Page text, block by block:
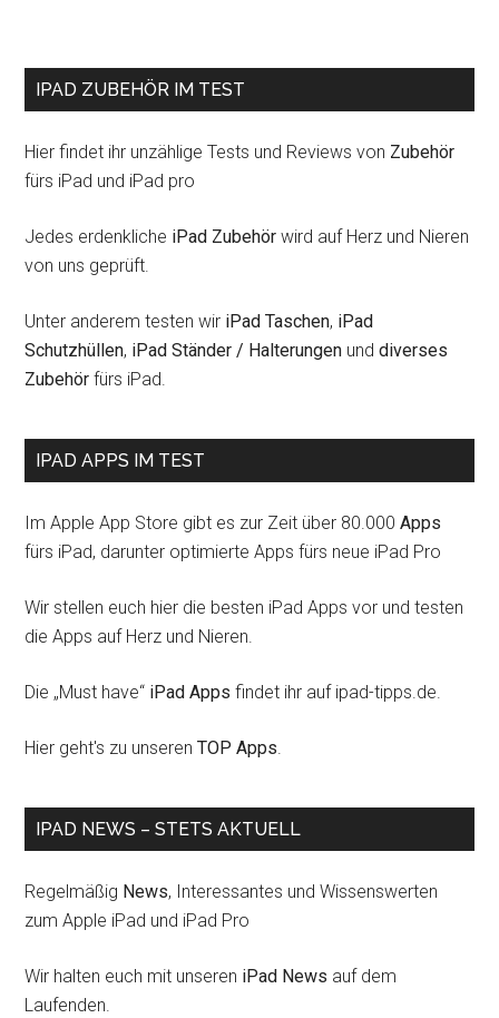
IPAD ZUBEHÖR IM TEST
Hier findet ihr unzählige Tests und Reviews von Zubehör
fürs iPad und iPad pro
Jedes erdenkliche iPad Zubehör wird auf Herz und Nieren
von uns geprüft.
Unter anderem testen wir iPad Taschen, iPad
Schutzhüllen, iPad Ständer / Halterungen unddiverses
Zubehör fürs iPad.
IPAD APPS IM TEST
Im Apple App Store gibt es zur Zeit über 80.000Apps
fürs iPad, darunter optimierte Apps fürs neue iPad Pro
Wir stellen euch hier die besten iPad Apps vor und testen
die Apps auf Herz und Nieren.
Die „Must have“ iPad Apps findet ihr auf ipad-tipps.de.
Hier geht's zu unserenTOP Apps.
IPAD NEWS – STETS AKTUELL
Regelmäßig News, Interessantes und Wissenswerten
zum Apple iPad und iPad Pro
Wir halten euch mit unseren iPad News auf dem
Laufenden.